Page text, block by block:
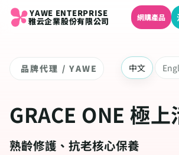
YAWE ENTERPRISE
雅云企業股份有限公司 網購產品
品牌代理 / YAWE 中文
GRACE ONE 極上
熟齡修護、抗老核心保養